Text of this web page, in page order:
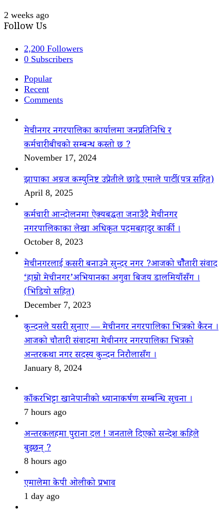
2 weeks ago
Follow Us
2,200 Followers
0 Subscribers
Popular
Recent
Comments
मेचीनगर नगरपालिका कार्यालमा जनप्रतिनिधि र
कर्मचारीबीचको सम्बन्ध कस्तो छ ?
November 17, 2024
झापाका अग्रज कम्युनिष्ट उप्रेतीले छाडे एमाले पार्टी(पत्र सहित)
April 8, 2025
कर्मचारी आन्दोलनमा ऐक्यबद्धता जनाउँदै मेचीनगर
नगरपालिकाका लेखा अधिकृत पदमबहादुर कार्की ।
October 8, 2023
मेचीनगरलाई कसरी बनाउने सुन्दर नगर ?आजको चौैतारी संवाद
‘हाम्रो मेचीनगर’अभियानका अगुवा बिजय डालमियाँसँग ।
(भिडियो सहित)
December 7, 2023
कुन्दनले यसरी सुनाए — मेचीनगर नगरपालिका भित्रको कैरन ।
आजको चौतारी संवादमा मेचीनगर नगरपालिका भित्रको
अन्तरकथा नगर सदस्य कुन्दन निरौलासँग ।
January 8, 2024
काँकरभिट्टा खानेपानीको ध्यानाकर्षण सम्बन्धि सुचना ।
7 hours ago
अन्तरकलहमा पुराना दल ! जनताले दिएको सन्देश कहिले
बुझ्छन् ?
8 hours ago
एमालेमा केपी ओलीको प्रभाव
1 day ago